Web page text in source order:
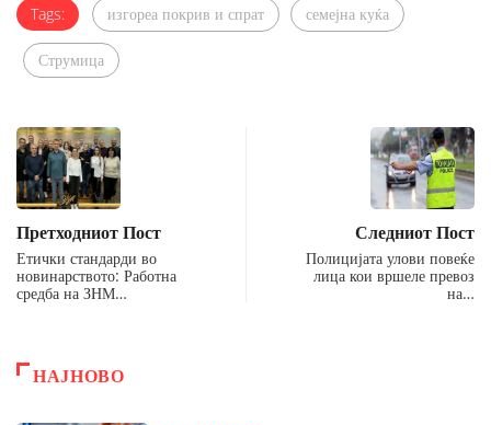
Tags: изгореа покрив и спрат семејна куќа
Струмица
Претходниот Пост
Етички стандарди во
новинарството: Работна
средба на ЗНМ…
Следниот Пост
Полицијата улови повеќе
лица кои вршеле превоз
на…
НАЈНОВО